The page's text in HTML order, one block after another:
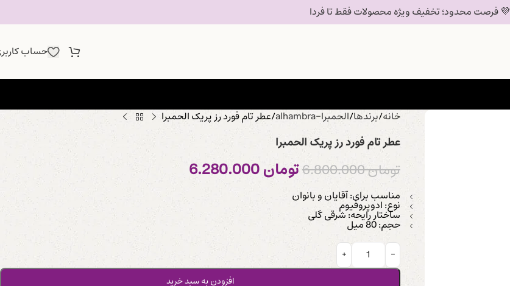
💜 فرصت محدود؛ تخفیف ویژه محصولات فقط تا فردا
حساب
خانه برندها الحمبرا-alhambra عطر تام فورد رز پریک الحمبرا
عطر تام فورد رز پریک الحمبرا
تومان6.800.000 تومان
مناسب برای: آقایان و بانوان
نوع: ادوپروفیوم
ساختار رایحه: شرقی گلی
حجم: 80 میل
افزودن به سبد خرید